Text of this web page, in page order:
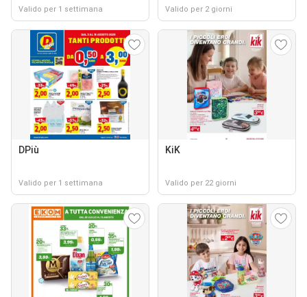
Valido per 1 settimana Valido per 2 giorni
DPiù
Valido per 1 settimana
KiK
Valido per 22 giorni